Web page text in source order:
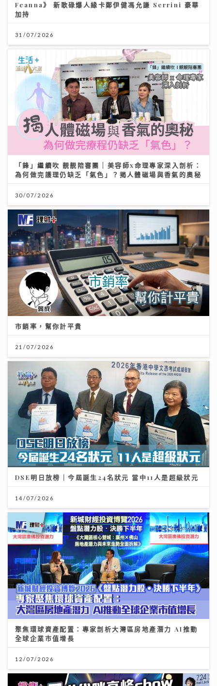
Feanna》 新歌碌爆人緣卡鄭伊健馮允謙 Serrini 豪華
加持
31/07/2026
「鋒」繼續吹 靚靚陪審團 | 美容師x命理專家深入剖析：
為何做完護理仍缺乏「氣色」？揭人體磁場與香氣的奧秘
30/07/2026
市銷率，幫你計平貴
21/07/2026
DSE明日放榜｜今屆誕生24名狀元 當中11人是超級狀元
14/07/2026
聚焦環球資產配置：專家剖析大灣區房地產潛力 AI推動
全球企業市值增長
12/07/2026